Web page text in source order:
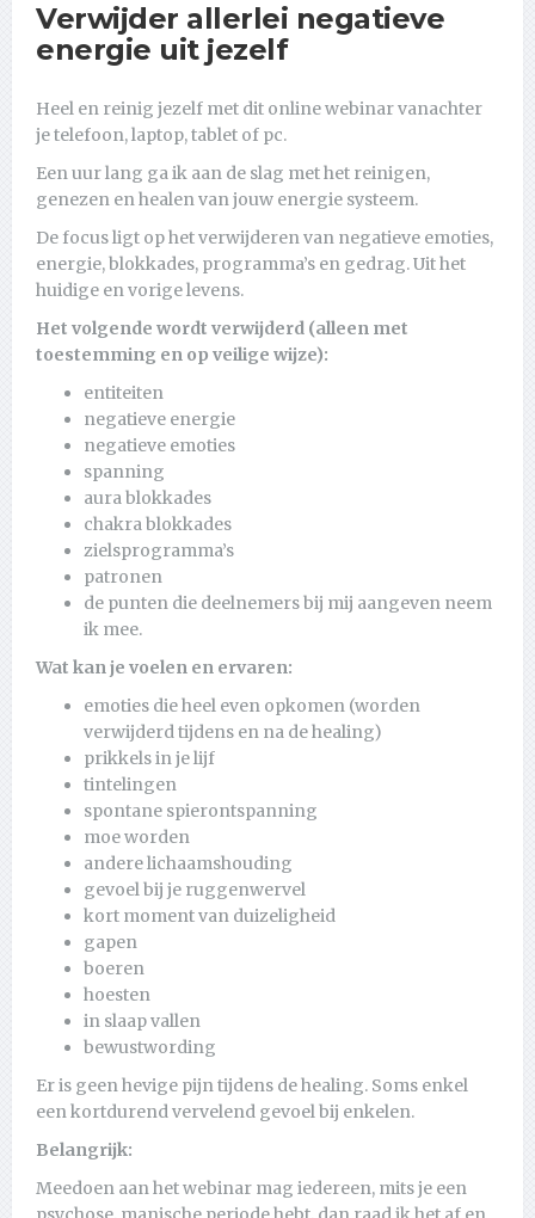
Verwijder allerlei negatieve
energie uit jezelf
Heel en reinig jezelf met dit online webinar vanachter
je telefoon, laptop, tablet of pc.
Een uur lang ga ik aan de slag met het reinigen,
genezen en healen van jouw energie systeem.
De focus ligt op het verwijderen van negatieve emoties,
energie, blokkades, programma’s en gedrag. Uit het
huidige en vorige levens.
Het volgende wordt verwijderd (alleen met
toestemming en op veilige wijze):
entiteiten
negatieve energie
negatieve emoties
spanning
aura blokkades
chakra blokkades
zielsprogramma’s
patronen
de punten die deelnemers bij mij aangeven neem
ik mee.
Wat kan je voelen en ervaren:
emoties die heel even opkomen (worden
verwijderd tijdens en na de healing)
prikkels in je lijf
tintelingen
spontane spierontspanning
moe worden
andere lichaamshouding
gevoel bij je ruggenwervel
kort moment van duizeligheid
gapen
boeren
hoesten
in slaap vallen
bewustwording
Er is geen hevige pijn tijdens de healing. Soms enkel
een kortdurend vervelend gevoel bij enkelen.
Belangrijk:
Meedoen aan het webinar mag iedereen, mits je een